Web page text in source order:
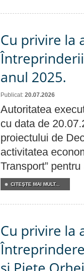
Cu privire la
anul 2025.
Publicat: 20.07.2026
Autoritatea
cu data de
proiectului de
activitatea
Transport” pentru
CITEŞTE MAI MULT...
Cu privire la